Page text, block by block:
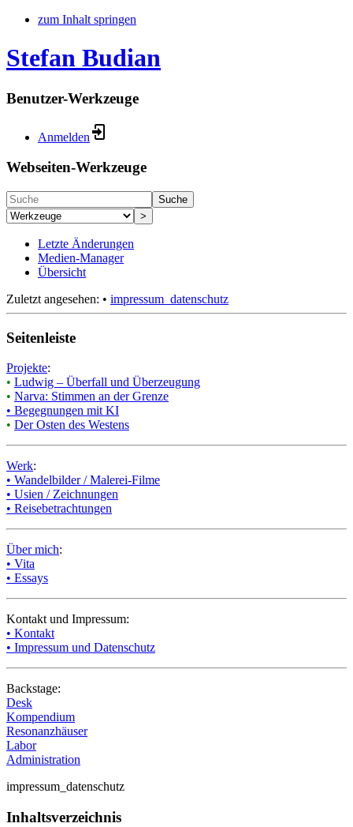
zum Inhalt springen
Stefan Budian
Benutzer-Werkzeuge
Anmelden
Webseiten-Werkzeuge
Suche
>
Letzte Änderungen
Medien-Manager
Übersicht
Zuletzt angesehen: • impressum_datenschutz
Seitenleiste
Projekte:
• Ludwig – Überfall und Überzeugung
• Narva: Stimmen an der Grenze
• Begegnungen mit KI
• Der Osten des Westens
Werk:
• Wandelbilder / Malerei-Filme
• Usien / Zeichnungen
• Reisebetrachtungen
Über mich:
• Vita
• Essays
Kontakt und Impressum:
• Kontakt
• Impressum und Datenschutz
Backstage:
Desk
Kompendium
Resonanzhäuser
Labor
Administration
impressum_datenschutz
Inhaltsverzeichnis